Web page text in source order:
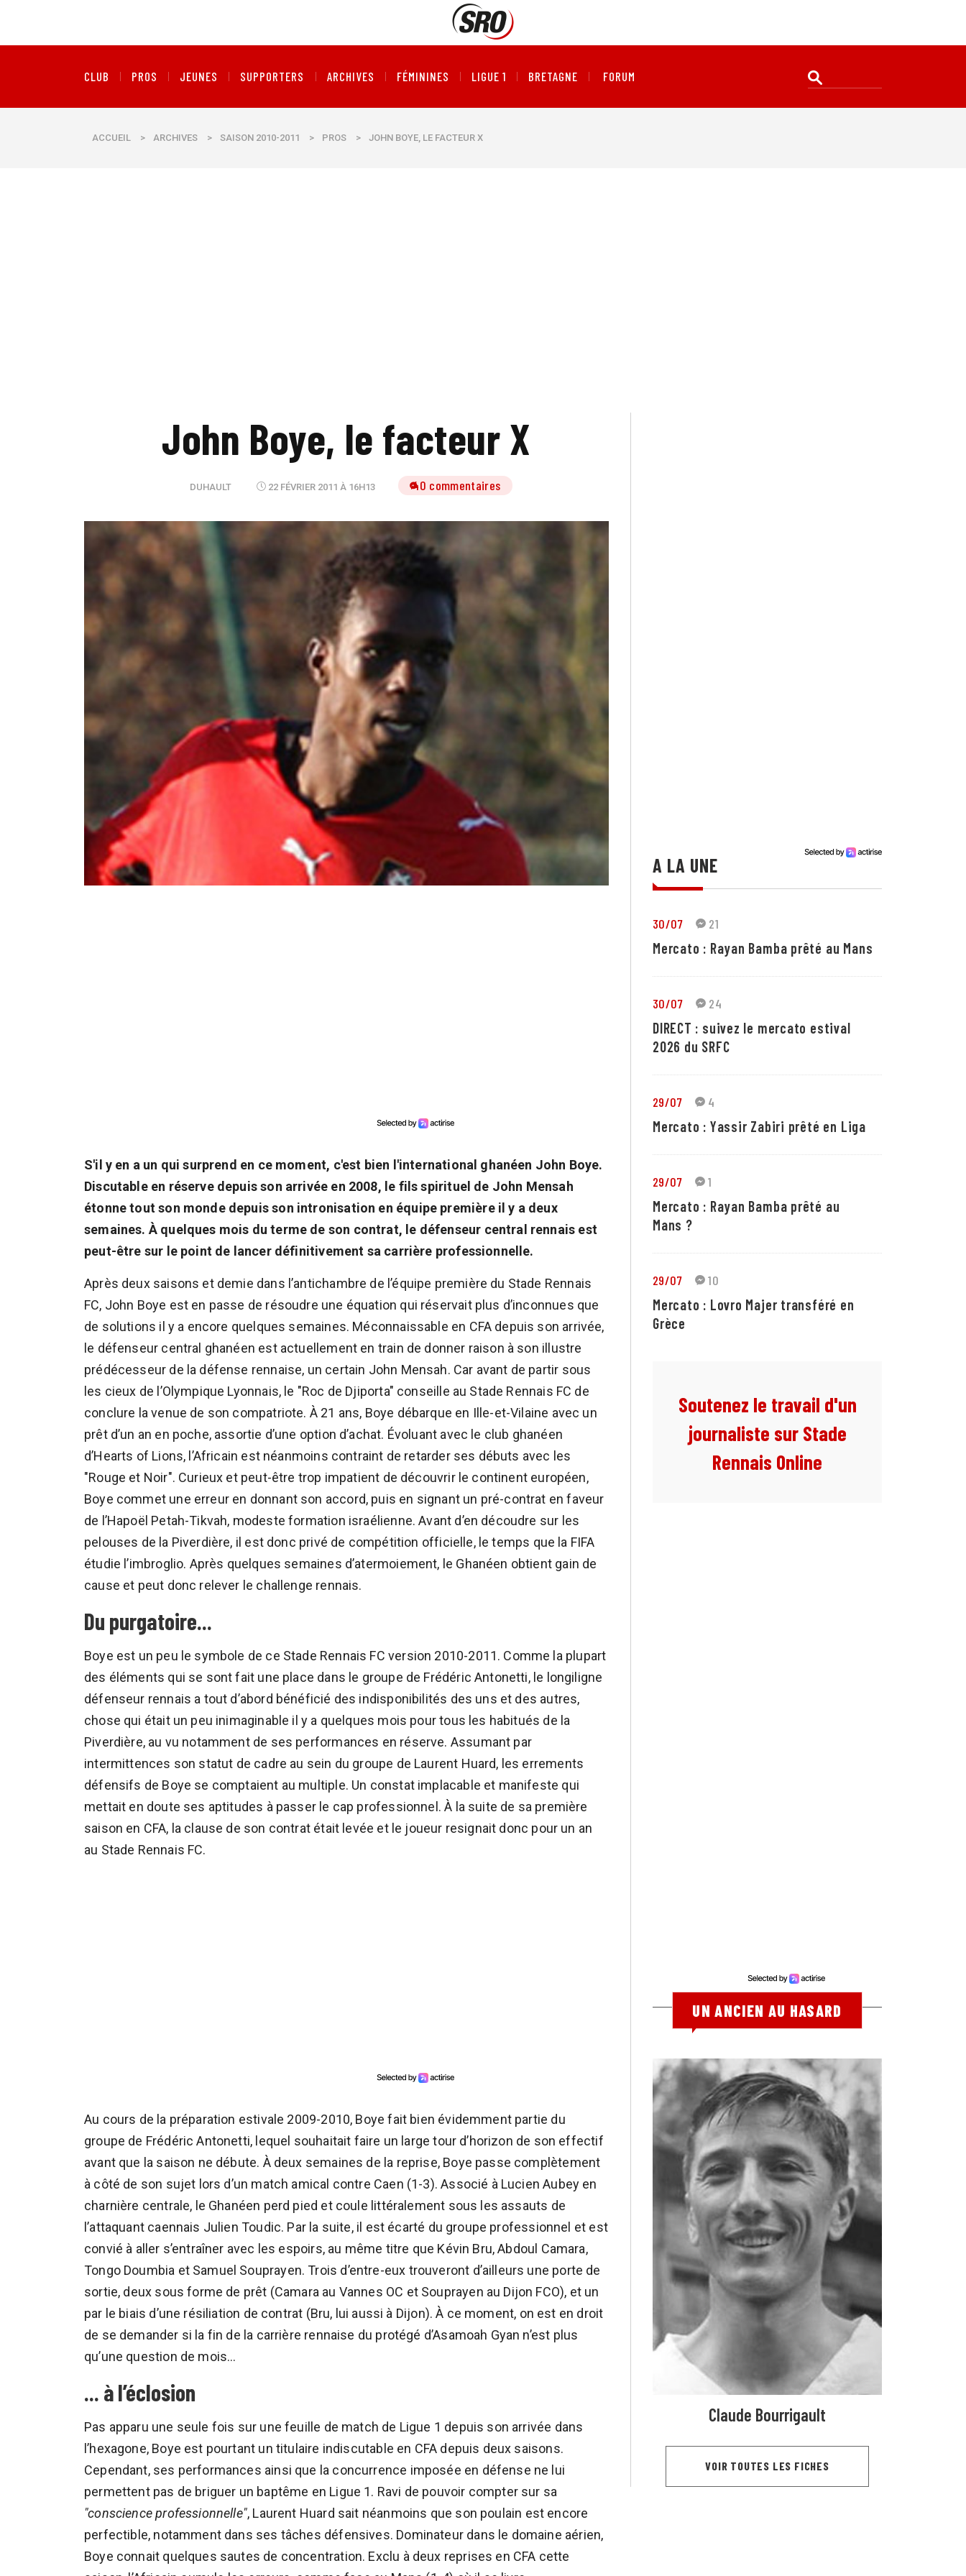
CLUB PROS JEUNES SUPPORTERS ARCHIVES FÉMININES LIGUE 1 BRETAGNE FORUM
ACCUEIL > ARCHIVES > SAISON 2010-2011 > PROS > JOHN BOYE, LE FACTEUR X
John Boye, le facteur X
DUHAULT 22 FÉVRIER 2011 À 16H13 40 commentaires
S'il y en a un qui surprend en ce moment, c'est bien l'international ghanéen John Boye.
Discutable en réserve depuis son arrivée en 2008, le fils spirituel de John Mensah
étonne tout son monde depuis son intronisation en équipe première il y a deux
semaines. À quelques mois du terme de son contrat, le défenseur central rennais est
peut-être sur le point de lancer définitivement sa carrière professionnelle.
Après deux saisons et demie dans l’antichambre de l’équipe première du Stade Rennais
FC, John Boye est en passe de résoudre une équation qui réservait plus d’inconnues que
de solutions il y a encore quelques semaines. Méconnaissable en CFA depuis son arrivée,
le défenseur central ghanéen est actuellement en train de donner raison à son illustre
prédécesseur de la défense rennaise, un certain John Mensah. Car avant de partir sous
les cieux de l’Olympique Lyonnais, le "Roc de Djiporta" conseille au Stade Rennais FC de
conclure la venue de son compatriote. À 21 ans, Boye débarque en Ille-et-Vilaine avec un
prêt d’un an en poche, assortie d’une option d’achat. Évoluant avec le club ghanéen
d’Hearts of Lions, l’Africain est néanmoins contraint de retarder ses débuts avec les
"Rouge et Noir". Curieux et peut-être trop impatient de découvrir le continent européen,
Boye commet une erreur en donnant son accord, puis en signant un pré-contrat en faveur
de l’Hapoël Petah-Tikvah, modeste formation israélienne. Avant d’en découdre sur les
pelouses de la Piverdière, il est donc privé de compétition officielle, le temps que la FIFA
étudie l’imbroglio. Après quelques semaines d’atermoiement, le Ghanéen obtient gain de
cause et peut donc relever le challenge rennais.
Du purgatoire...
Boye est un peu le symbole de ce Stade Rennais FC version 2010-2011. Comme la plupart
des éléments qui se sont fait une place dans le groupe de Frédéric Antonetti, le longiligne
défenseur rennais a tout d’abord bénéficié des indisponibilités des uns et des autres,
chose qui était un peu inimaginable il y a quelques mois pour tous les habitués de la
Piverdière, au vu notamment de ses performances en réserve. Assumant par
intermittences son statut de cadre au sein du groupe de Laurent Huard, les errements
défensifs de Boye se comptaient au multiple. Un constat implacable et manifeste qui
mettait en doute ses aptitudes à passer le cap professionnel. À la suite de sa première
saison en CFA, la clause de son contrat était levée et le joueur resignait donc pour un an
au Stade Rennais FC.
Au cours de la préparation estivale 2009-2010, Boye fait bien évidemment partie du
groupe de Frédéric Antonetti, lequel souhaitait faire un large tour d’horizon de son effectif
avant que la saison ne débute. À deux semaines de la reprise, Boye passe complètement
à côté de son sujet lors d’un match amical contre Caen (1-3). Associé à Lucien Aubey en
charnière centrale, le Ghanéen perd pied et coule littéralement sous les assauts de
l’attaquant caennais Julien Toudic. Par la suite, il est écarté du groupe professionnel et est
convié à aller s’entraîner avec les espoirs, au même titre que Kévin Bru, Abdoul Camara,
Tongo Doumbia et Samuel Souprayen. Trois d’entre-eux trouveront d’ailleurs une porte de
sortie, deux sous forme de prêt (Camara au Vannes OC et Souprayen au Dijon FCO), et un
par le biais d’une résiliation de contrat (Bru, lui aussi à Dijon). À ce moment, on est en droit
de se demander si la fin de la carrière rennaise du protégé d’Asamoah Gyan n’est plus
qu’une question de mois...
... à l’éclosion
Pas apparu une seule fois sur une feuille de match de Ligue 1 depuis son arrivée dans
l’hexagone, Boye est pourtant un titulaire indiscutable en CFA depuis deux saisons.
Cependant, ses performances ainsi que la concurrence imposée en défense ne lui
permettent pas de briguer un baptême en Ligue 1. Ravi de pouvoir compter sur sa
"conscience professionnelle", Laurent Huard sait néanmoins que son poulain est encore
perfectible, notamment dans ses tâches défensives. Dominateur dans le domaine aérien,
Boye connait quelques sautes de concentration. Exclu à deux reprises en CFA cette
A LA UNE
30/07 21
Mercato : Rayan Bamba prêté au Mans
30/07 24
DIRECT : suivez le mercato estival
2026 du SRFC
29/07 4
Mercato : Yassir Zabiri prêté en Liga
29/07 1
Mercato : Rayan Bamba prêté au
Mans ?
29/07 10
Mercato : Lovro Majer transféré en
Grèce
Soutenez le travail d'un
journaliste sur Stade
Rennais Online
UN ANCIEN AU HASARD
Claude Bourrigault
VOIR TOUTES LES FICHES